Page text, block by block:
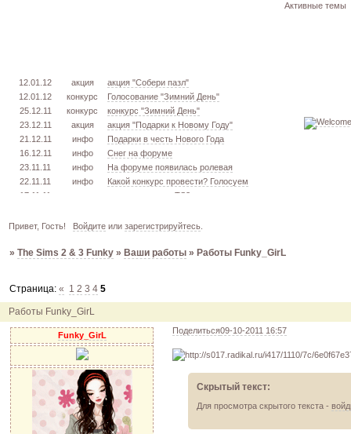
Активные темы
12.01.12 акция
акция "Собери пазл"
12.01.12
конкурс
Голосование "Зимний День"
25.12.11
конкурс
конкурс "Зимний День"
23.12.11
акция
акция "Подарки к Новому Году"
21.12.11
инфо
Подарки в честь Нового Года
16.12.11
инфо
Снег на форуме
23.11.11
инфо
На форуме появилась ролевая
22.11.11
инфо
Какой конкурс провести? Голосуем
17.11.11
извлекаем меш. TS3
15.11.11
урок
создаём свою обувь! TS3
03.10.11
инфо
город из GTA VC в игре TS3
12.04.11
инфо
04.04.11
акция
04.04.11
акция акция "Downloads"
Привет, Гость! Войдитеили зарегистрируйтесь.
»The Sims 2 & 3 Funky » Ваши работы » Работы Funky_GirL
Работы Funky_GirL
Страница:« 1 2 3 4 5
Поделиться09-10-2011 16:57
Funky_GirL
Скрытый текст:
Для просмотра скрытого текста -